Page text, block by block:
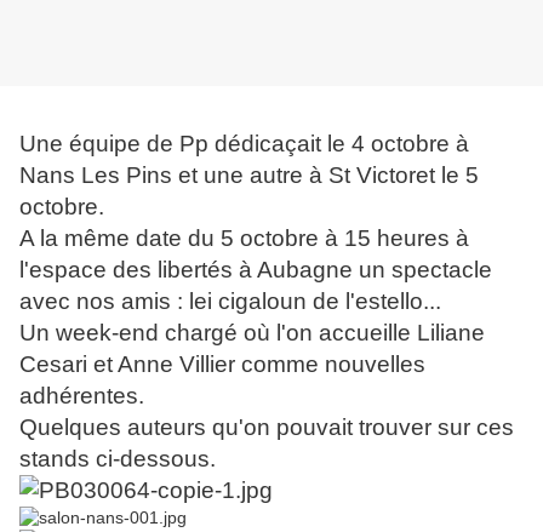
Une équipe de Pp dédicaçait le 4 octobre à
Nans Les Pins et une autre à St Victoret le 5
octobre.
A la même date du 5 octobre à 15 heures à
l'espace des libertés à Aubagne un spectacle
avec nos amis : lei cigaloun de l'estello...
Un week-end chargé où l'on accueille Liliane
Cesari et Anne Villier comme nouvelles
adhérentes.
Quelques auteurs qu'on pouvait trouver sur ces
stands ci-dessous.